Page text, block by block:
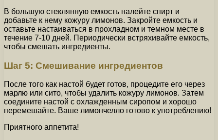
В большую стеклянную емкость налейте спирт и
добавьте к нему кожуру лимонов. Закройте емкость и
оставьте настаиваться в прохладном и темном месте в
течение 7-10 дней. Периодически встряхивайте емкость,
чтобы смешать ингредиенты.
Шаг 5: Смешивание ингредиентов
После того как настой будет готов, процедите его через
марлю или сито, чтобы удалить кожуру лимонов. Затем
соедините настой с охлажденным сиропом и хорошо
перемешайте. Ваше лимончелло готово к употреблению!
Приятного аппетита!